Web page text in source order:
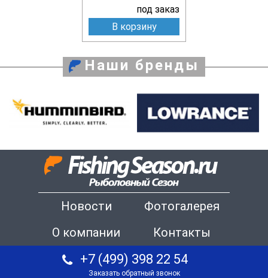
под заказ
В корзину
Наши бренды
Новости
Фотогалерея
О компании
Контакты
+7 (499) 398 22 54
Заказать обратный звонок